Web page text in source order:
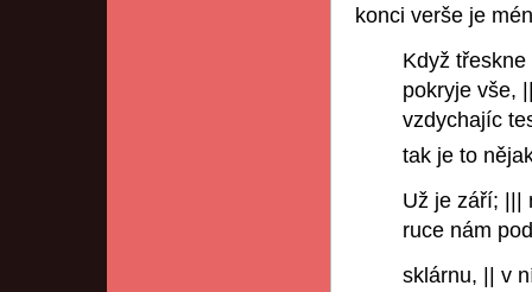
konci verše je
Když
pokryje vše,
vzdychajíc
tak je to
Už je září; |||
ruce nám
sklárnu, || v